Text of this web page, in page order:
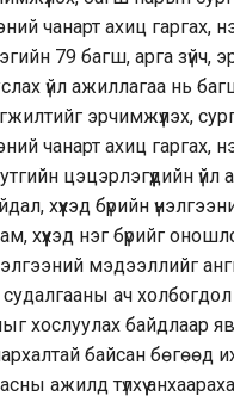
чанарт ахиц гаргах,
79 багш, арга зүйч,
үйл ажиллагаа нь
эрчимжүүлэх,
чанарт ахиц гаргах,
цэцэрлэгүүдийн
хүүхэд бүрийн
хүүхэд нэг бүрийг
мэдээллийг
ач
хослуулах байдлаар
байсан
ажилд түлхүү